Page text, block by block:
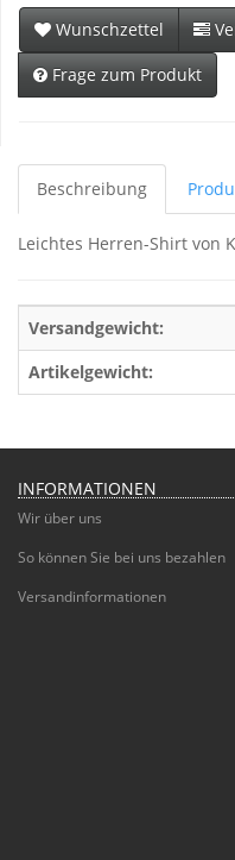
Wunschzettel
Frage zum Produkt
Beschreibung
Leichtes Herren-Shirt von
Versandgewicht:
Artikelgewicht:
INFORMATIONEN
Wir über uns
So können Sie bei uns bezahlen
Versandinformationen